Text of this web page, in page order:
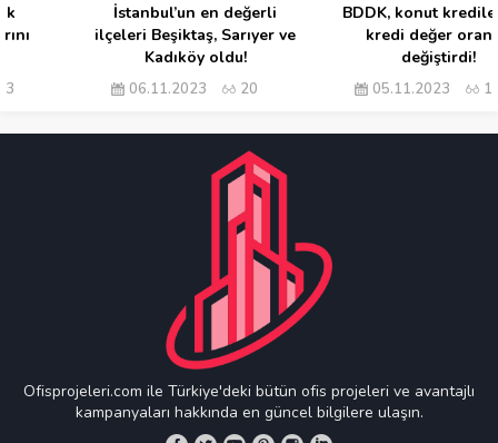
İstanbul’un en değerli
ilçeleri Beşiktaş, Sarıyer ve
Kadıköy oldu!
06.11.2023 20
BDDK, konut kredilerinde
kredi değer oranını
değiştirdi!
05.11.2023 14
Ofisprojeleri.com ile Türkiye'deki bütün ofis projeleri ve avantajlı
kampanyaları hakkında en güncel bilgilere ulaşın.